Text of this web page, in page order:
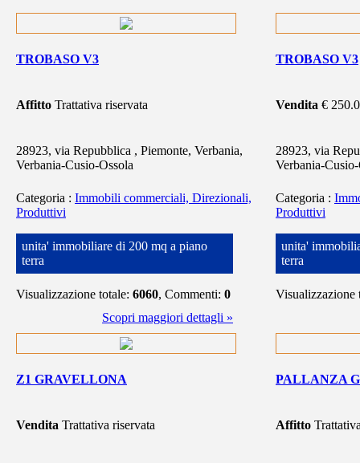
TROBASO V3
Affitto Trattativa riservata
28923, via Repubblica , Piemonte, Verbania,
Verbania-Cusio-Ossola
Categoria : Immobili commerciali, Direzionali,
Produttivi
unita' immobiliare di 200 mq a piano
terra
Visualizzazione totale: 6060, Commenti: 0
Scopri maggiori dettagli »
TROBASO V3
Vendita €
28923, via
Verbania-
Categoria :
Produttivi
unita'
terra
Visualizzazione
Z1 GRAVELLONA
Vendita Trattativa riservata
PALLANZA
Affitto